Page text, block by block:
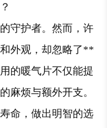
守护者。然而，许
外观，却忽略了**
的暖气片不仅能提
麻烦与额外开支。
命，做出明智的选